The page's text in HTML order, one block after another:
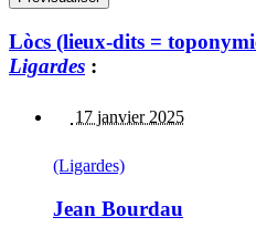
Lòcs (lieux-dits =
Ligardes :
17 janvier 2025
(Ligardes)
Jean Bourdau